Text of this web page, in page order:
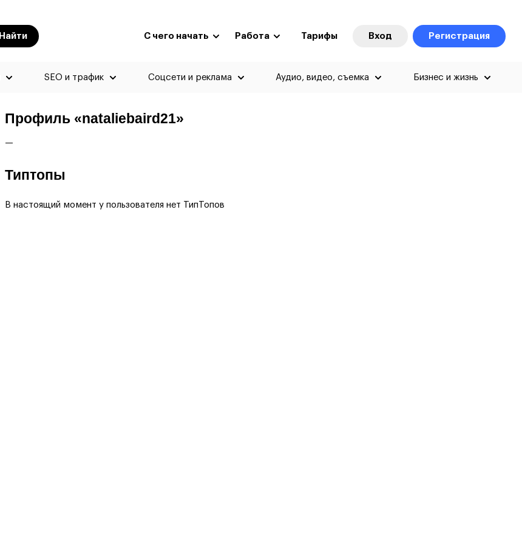
Найти С чего начать Работа Тарифы Вход Регистрация
SEO и трафик Соцсети и реклама Аудио, видео, съемка Бизнес и жизнь
Профиль «nataliebaird21»
—
Типтопы
В настоящий момент у пользователя нет ТипТопов